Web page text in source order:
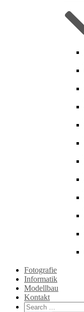
Fotografie
Informatik
Modellbau
Kontakt
Search